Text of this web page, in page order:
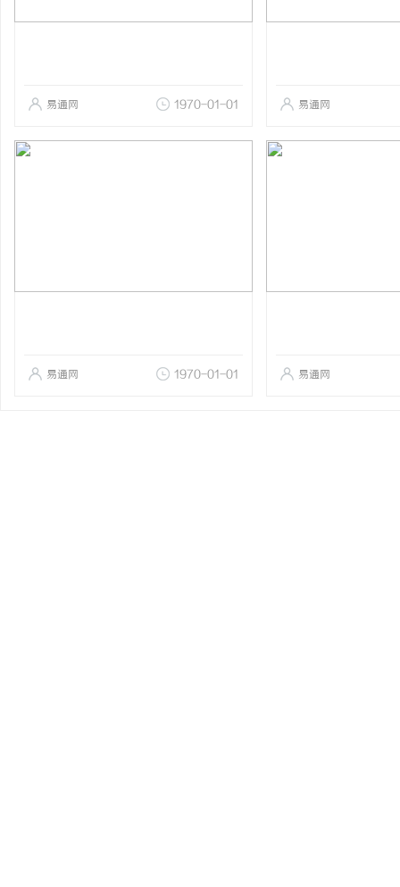
易通网 1970-01-01 易通网
易通网 1970-01-01 易通网